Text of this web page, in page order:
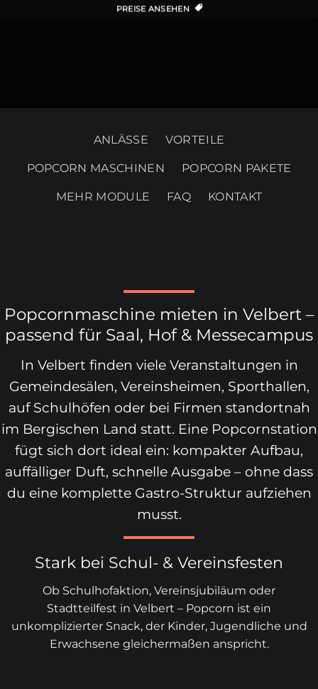
PREISE ANSEHEN
ANLÄSSE VORTEILE
POPCORN MASCHINEN POPCORN PAKETE
MEHR MODULE FAQ KONTAKT
Popcornmaschine mieten in Velbert –
passend für Saal, Hof & Messecampus
In Velbert finden viele Veranstaltungen in
Gemeindesälen, Vereinsheimen, Sporthallen,
auf Schulhöfen oder bei Firmen standortnah
im Bergischen Land statt. Eine Popcornstation
fügt sich dort ideal ein: kompakter Aufbau,
auffälliger Duft, schnelle Ausgabe – ohne dass
du eine komplette Gastro-Struktur aufziehen
musst.
Stark bei Schul- & Vereinsfesten
Ob Schulhofaktion, Vereinsjubiläum oder
Stadtteilfest in Velbert – Popcorn ist ein
unkomplizierter Snack, der Kinder, Jugendliche und
Erwachsene gleichermaßen anspricht.